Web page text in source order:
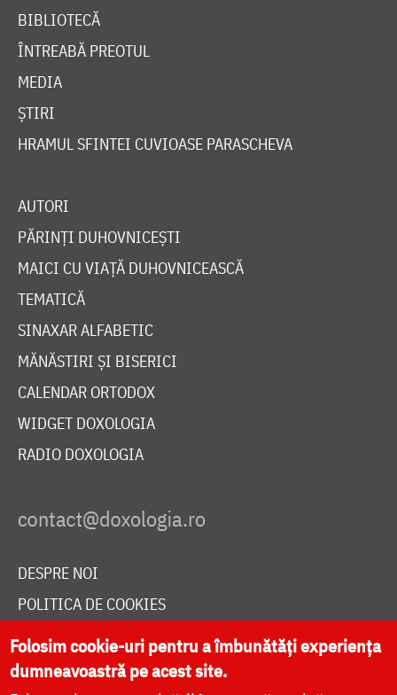
BIBLIOTECĂ
ÎNTREABĂ PREOTUL
MEDIA
ȘTIRI
HRAMUL SFINTEI CUVIOASE PARASCHEVA
AUTORI
PĂRINȚI DUHOVNICEȘTI
MAICI CU VIAȚĂ DUHOVNICEASCĂ
TEMATICĂ
SINAXAR ALFABETIC
MĂNĂSTIRI ȘI BISERICI
CALENDAR ORTODOX
WIDGET DOXOLOGIA
RADIO DOXOLOGIA
DESPRE NOI
POLITICA DE COOKIES
DONEAZĂ ONLINE PENTRU CATEDRALA NAȚIONALĂ
Folosim cookie-uri pentru a îmbunătăți experiența
dumneavoastră pe acest site.